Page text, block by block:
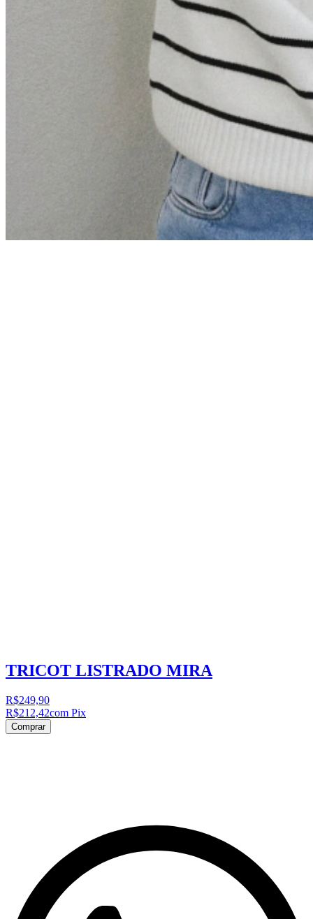
TRICOT LISTRADO MIRA
R$249,90
R$212,42com Pix
Comprar